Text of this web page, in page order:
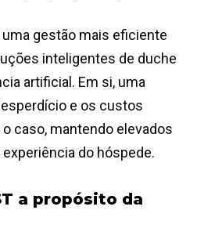
gestão mais eficiente
inteligentes de duche
artificial. Em si, uma
e os custos
caso, mantendo elevados
do hóspede.
a propósito da